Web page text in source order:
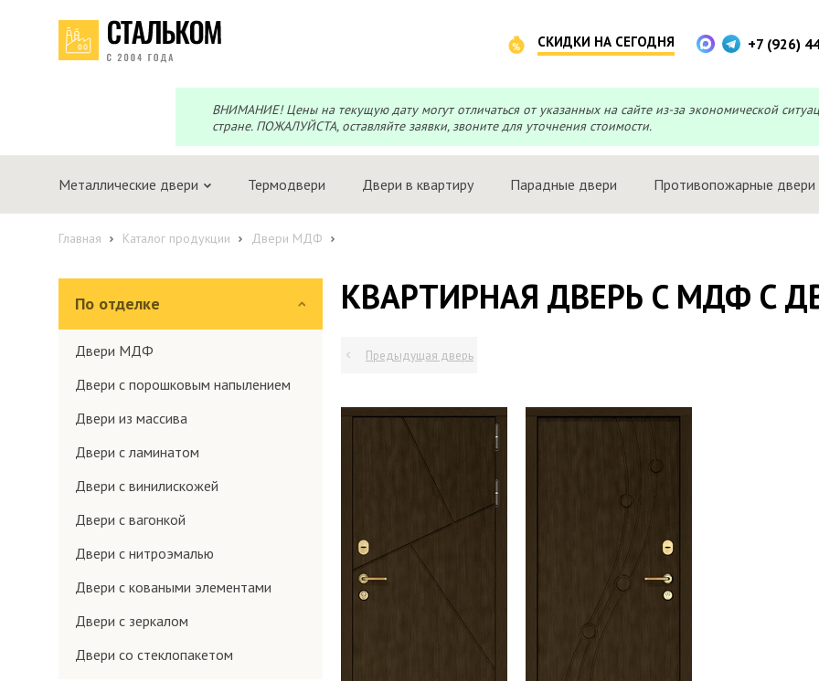
СКИДКИ НА СЕГОДНЯ +7 (926)
ВНИМАНИЕ! Цены на текущую дату могут отличаться от указанных на сайте из-за экономической
стране. ПОЖАЛУЙСТА, оставляйте заявки, звоните для уточнения стоимости.
Металлические двери Термодвери Двери в квартиру Парадные двери Противопожарные двери
Главная Каталог продукции Двери МДФ
По отделке
Двери МДФ
Двери с порошковым напылением
Двери из массива
Двери с ламинатом
Двери с винилискожей
Двери с вагонкой
Двери с нитроэмалью
Двери с коваными элементами
Двери с зеркалом
Двери со стеклопакетом
КВАРТИРНАЯ ДВЕРЬ C МДФ С
Предыдущая дверь
Telegram
Max